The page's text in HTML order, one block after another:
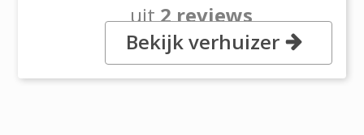
uit2 reviews
, 25 Metropolitan Road, M1R 2T5
Toronto, Ontario
Bekijk verhuizer